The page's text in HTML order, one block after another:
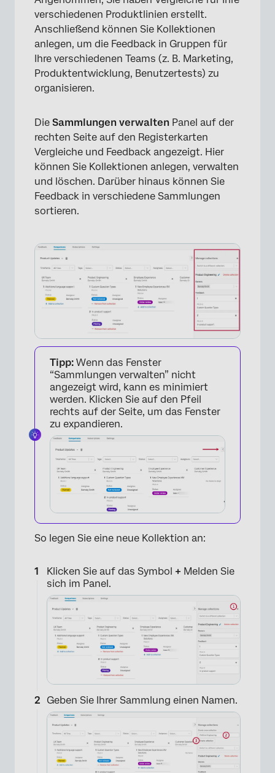
×
verschiedenen Produktlinien erstellt.
Anschließend können Sie Kollektionen
anlegen, um die Feedback in Gruppen für
Ihre verschiedenen Teams (z. B. Marketing,
Produktentwicklung, Benutzertests) zu
organisieren.
Die Sammlungen verwalten Panel auf der
rechten Seite auf den Registerkarten
Vergleiche und Feedback angezeigt. Hier
können Sie Kollektionen anlegen, verwalten
und löschen. Darüber hinaus können Sie
Feedback in verschiedene Sammlungen
sortieren.
×
Tipp: Wenn das Fenster
“Sammlungen verwalten” nicht
angezeigt wird, kann es minimiert
werden. Klicken Sie auf den Pfeil
rechts auf der Seite, um das Fenster
zu expandieren.
So legen Sie eine neue Kollektion an:
Klicken Sie auf das Symbol + Melden Sie
sich im Panel.
Geben Sie Ihrer Sammlung einen Namen.